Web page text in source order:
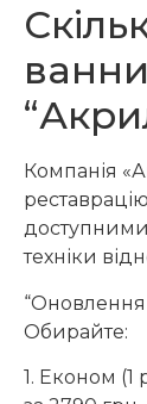
Компанія
доступними
техніки
“Оновлення
Обирайте:
1. Економ (1